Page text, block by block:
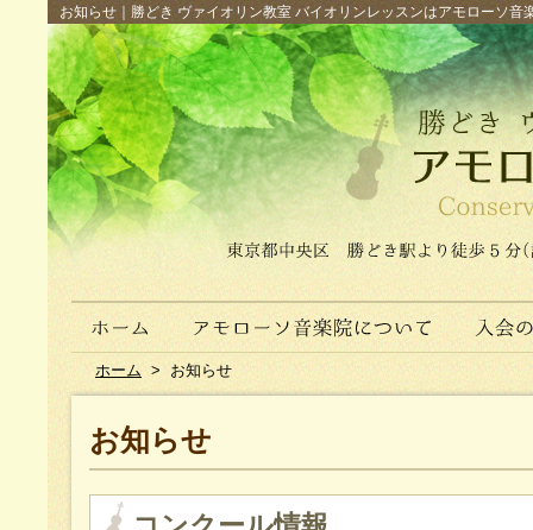
お知らせ｜勝どき ヴァイオリン教室 バイオリンレッスンはアモローソ
ホーム > お知らせ
お知らせ